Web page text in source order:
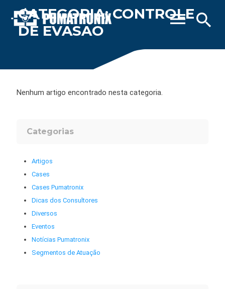
search
menu
CATEGORIA: CONTROLE
DE EVASAO
Nenhum artigo encontrado nesta categoria.
Categorias
Artigos
Cases
Cases Pumatronix
Dicas dos Consultores
Diversos
Eventos
Notícias Pumatronix
Segmentos de Atuação